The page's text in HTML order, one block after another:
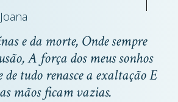
e da morte, Onde sempre
A força dos meus sonhos
tudo renasce a exaltação E
mãos ficam vazias.